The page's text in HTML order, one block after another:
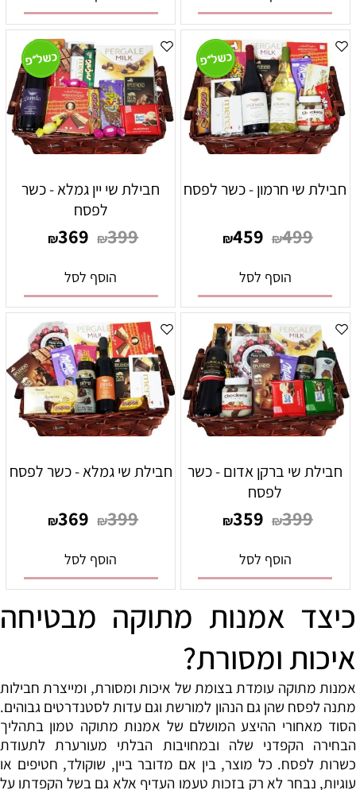
חבילת שי חרמון - כשר לפסח
₪499
₪459
הוסף לסל
חבילת שי יין גמלא - כשר
לפסח
₪399
₪369
הוסף לסל
חבילת שי ברקן אדום - כשר
לפסח
₪399
₪359
הוסף לסל
חבילת שי גמלא - כשר לפסח
₪399
₪369
הוסף לסל
כיצד אמנות מתוקה מבטיחה
איכות ומסורת?
אמנות מתוקה עומדת בצומת של איכות ומסורת, ומייצרת חבילות
מתנה לפסח שהן גם הנהון למורשת וגם עדות לסטנדרטים גבוהים.
הסוד מאחורי ההיצע המושלם של אמנות מתוקה טמון בתהליך
הבחירה הקפדני שלה ובמחויבות הבלתי מעורערת לתעודת
כשרות לפסח. כל מוצר, בין אם מדובר ביין, שוקולד, חטיפים או
עוגיות, נבחר לא רק בזכות טעמו העדיף אלא גם בשל הקפדתו על